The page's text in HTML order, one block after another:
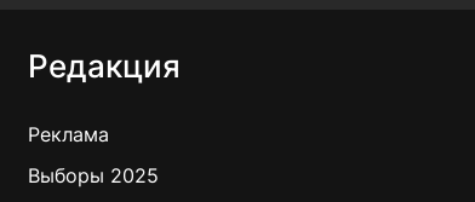
Редакция
Реклама
Выборы 2025